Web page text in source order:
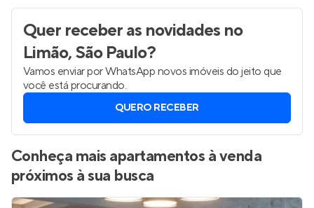
Quer receber as novidades no
Limão, São Paulo?
Vamos enviar por WhatsApp novos imóveis do jeito que
você está procurando.
QUERO RECEBER
Conheça mais apartamentos à venda
próximos à sua busca